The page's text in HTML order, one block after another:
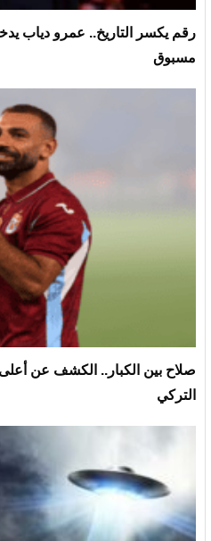
رقم يكسر التاريخ.. عمرو دياب
مسبوق
التركي